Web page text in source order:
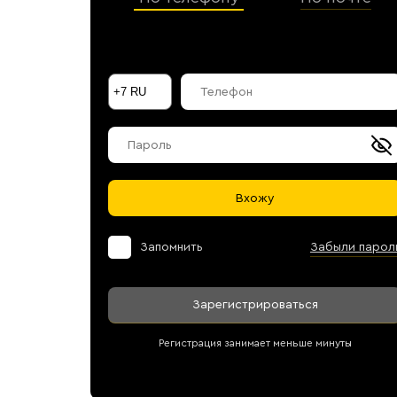
Галараствор
Подписка
Вхожу
Запомнить Забыли
Зарегистрироваться
Регистрация занимает меньше минуты